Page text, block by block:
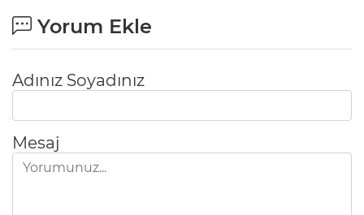
Yorum Ekle
Adınız Soyadınız
Mesaj